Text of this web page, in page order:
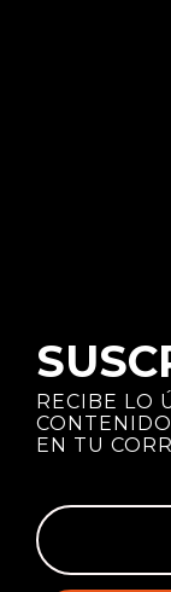
RECIBE LO
EN TU